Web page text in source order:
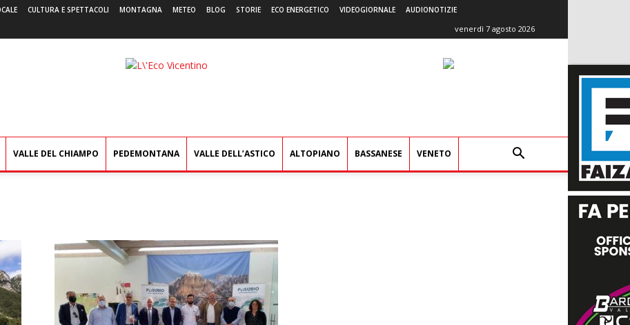
CULTURA E SPETTACOLI MONTAGNA METEO BLOG STORIE ECO ENERGETICO VIDEOGIORNALE AUDIONOTIZIE
venerdì 7 agosto 2026
L'Eco
VALLE DEL CHIAMPO PEDEMONTANA VALLE DELL’ASTICO ALTOPIANO BASSANESE VENETO